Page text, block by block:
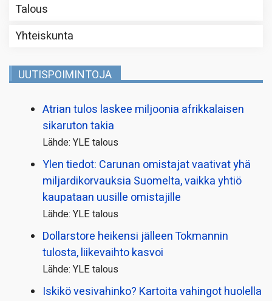
Talous
Yhteiskunta
UUTISPOIMINTOJA
Atrian tulos laskee miljoonia afrikkalaisen
sikaruton takia
Lähde: YLE talous
Ylen tiedot: Carunan omistajat vaativat yhä
miljardi­korvauksia Suomelta, vaikka yhtiö
kaupataan uusille omistajille
Lähde: YLE talous
Dollarstore heikensi jälleen Tokmannin
tulosta, liikevaihto kasvoi
Lähde: YLE talous
Iskikö vesivahinko? Kartoita vahingot huolella